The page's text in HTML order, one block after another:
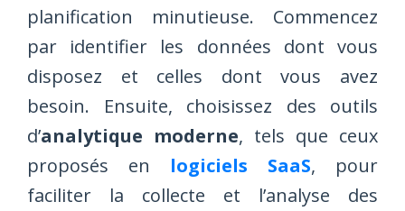
planification minutieuse. Commencez
par identifier les données dont vous
disposez et celles dont vous avez
besoin. Ensuite, choisissez des outils
d’analytique moderne, tels que ceux
proposés en logiciels SaaS, pour
faciliter la collecte et l’analyse des